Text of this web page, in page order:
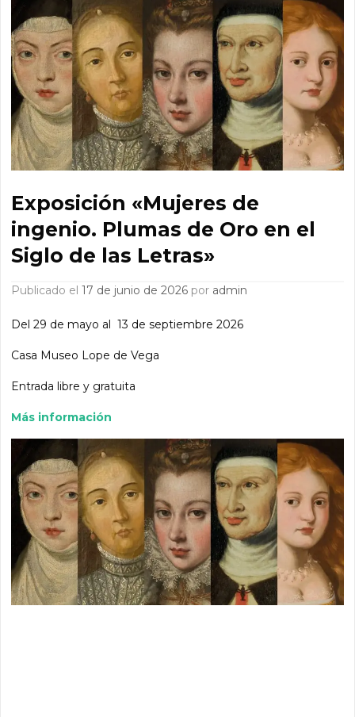
Exposición «Mujeres de
ingenio. Plumas de Oro en el
Siglo de las Letras»
Publicado el17 de junio de 2026 por admin
Del 29 de mayo al 13 de septiembre 2026
Casa Museo Lope de Vega
Entrada libre y gratuita
Más información